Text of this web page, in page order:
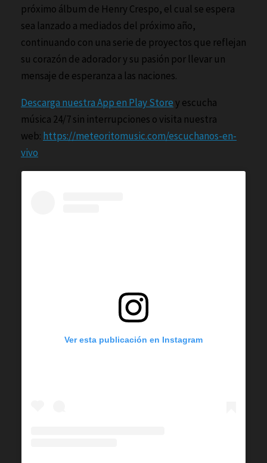
próximo álbum de Henry Crespo, el cual se espera
sea lanzado a mediados del próximo año,
continuando con una serie de proyectos que reflejan
su corazón de adorador y su pasión por llevar un
mensaje de esperanza a las naciones.
Descarga nuestra App en Play Store y escucha
música 24/7 sin interrupciones o visita nuestra
web: https://meteoritomusic.com/escuchanos-en-
vivo
Ver esta publicación en Instagram